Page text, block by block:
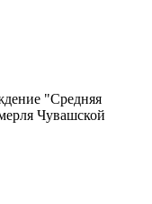
"Средняя
Чувашской